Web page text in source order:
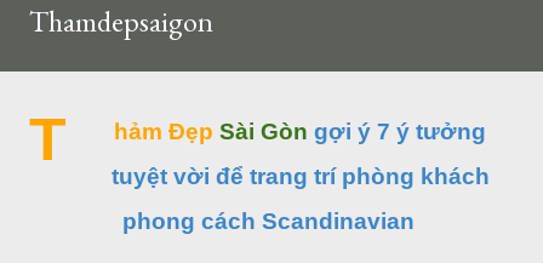
Thamdepsaigon
T hảm Đẹp Sài Gòn gợi ý 7 ý tưởng
tuyệt vời để trang trí phòng khách
phong cách Scandinavian